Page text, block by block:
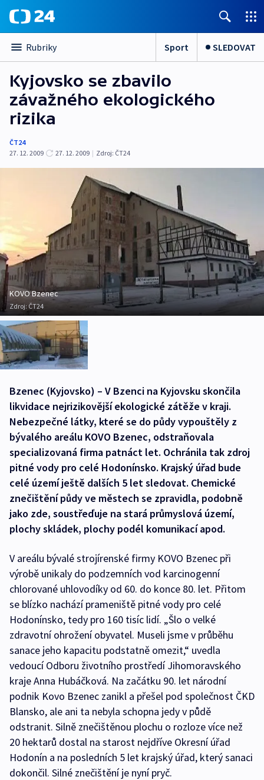
Rubriky Sport SLEDOVAT
Kyjovsko se zbavilo
závažného ekologického
rizika
ČT24
27. 12. 2009
27. 12. 2009 | Zdroj: ČT24
KOVO Bzenec
Zdroj:ČT24
Bzenec (Kyjovsko) – V Bzenci na Kyjovsku skončila
likvidace nejrizikovější ekologické zátěže v kraji.
Nebezpečné látky, které se do půdy vypouštěly z
bývalého areálu KOVO Bzenec, odstraňovala
specializovaná firma patnáct let. Ochránila tak zdroj
pitné vody pro celé Hodonínsko. Krajský úřad bude
celé území ještě dalších 5 let sledovat. Chemické
znečištění půdy ve městech se zpravidla, podobně
jako zde, soustřeďuje na stará průmyslová území,
plochy skládek, plochy podél komunikací apod.
V areálu bývalé strojírenské firmy KOVO Bzenec při
výrobě unikaly do podzemních vod karcinogenní
chlorované uhlovodíky od 60. do konce 80. let. Přitom
se blízko nachází prameniště pitné vody pro celé
Hodonínsko, tedy pro 160 tisíc lidí. „Šlo o velké
zdravotní ohrožení obyvatel. Museli jsme v průběhu
sanace jeho kapacitu podstatně omezit,“ uvedla
vedoucí Odboru životního prostředí Jihomoravského
kraje Anna Hubáčková. Na začátku 90. let národní
podnik Kovo Bzenec zanikl a přešel pod společnost ČKD
Blansko, ale ani ta nebyla schopna jedy v půdě
odstranit. Silně znečištěnou plochu o rozloze více než
20 hektarů dostal na starost nejdříve Okresní úřad
Hodonín a na posledních 5 let krajský úřad, který sanaci
dokončil. Silné znečištění je nyní pryč.